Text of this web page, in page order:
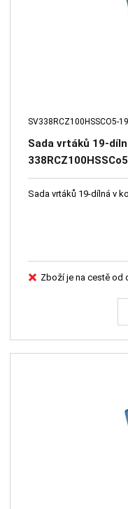
SV338RCZ100HSSCO5-
Sada vrtáků 19-
Sada vrtáků 19-dílná v
Zboží je na cestě od